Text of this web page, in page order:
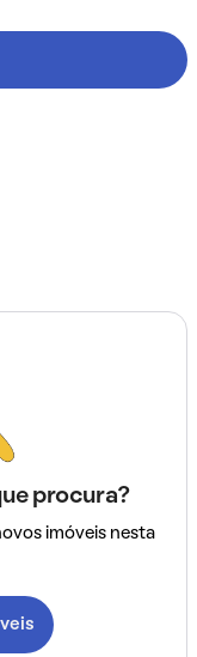
procura?
imóveis nesta